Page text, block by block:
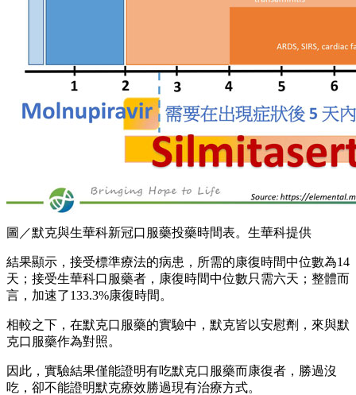
圖／默克與生華科新冠口服藥投藥時間表。生華科提供
結果顯示，接受標準療法的病患，所需的康復時間中位數為14
天；接受生華科口服藥者，康復時間中位數只需六天；整體而
言，加速了133.3%康復時間。
相較之下，在默克口服藥的實驗中，默克皆以安慰劑，來與默
克口服藥作為對照。
因此，實驗結果僅能證明有吃默克口服藥而康復者，勝過沒
吃，卻不能證明默克療效勝過現有治療方式。